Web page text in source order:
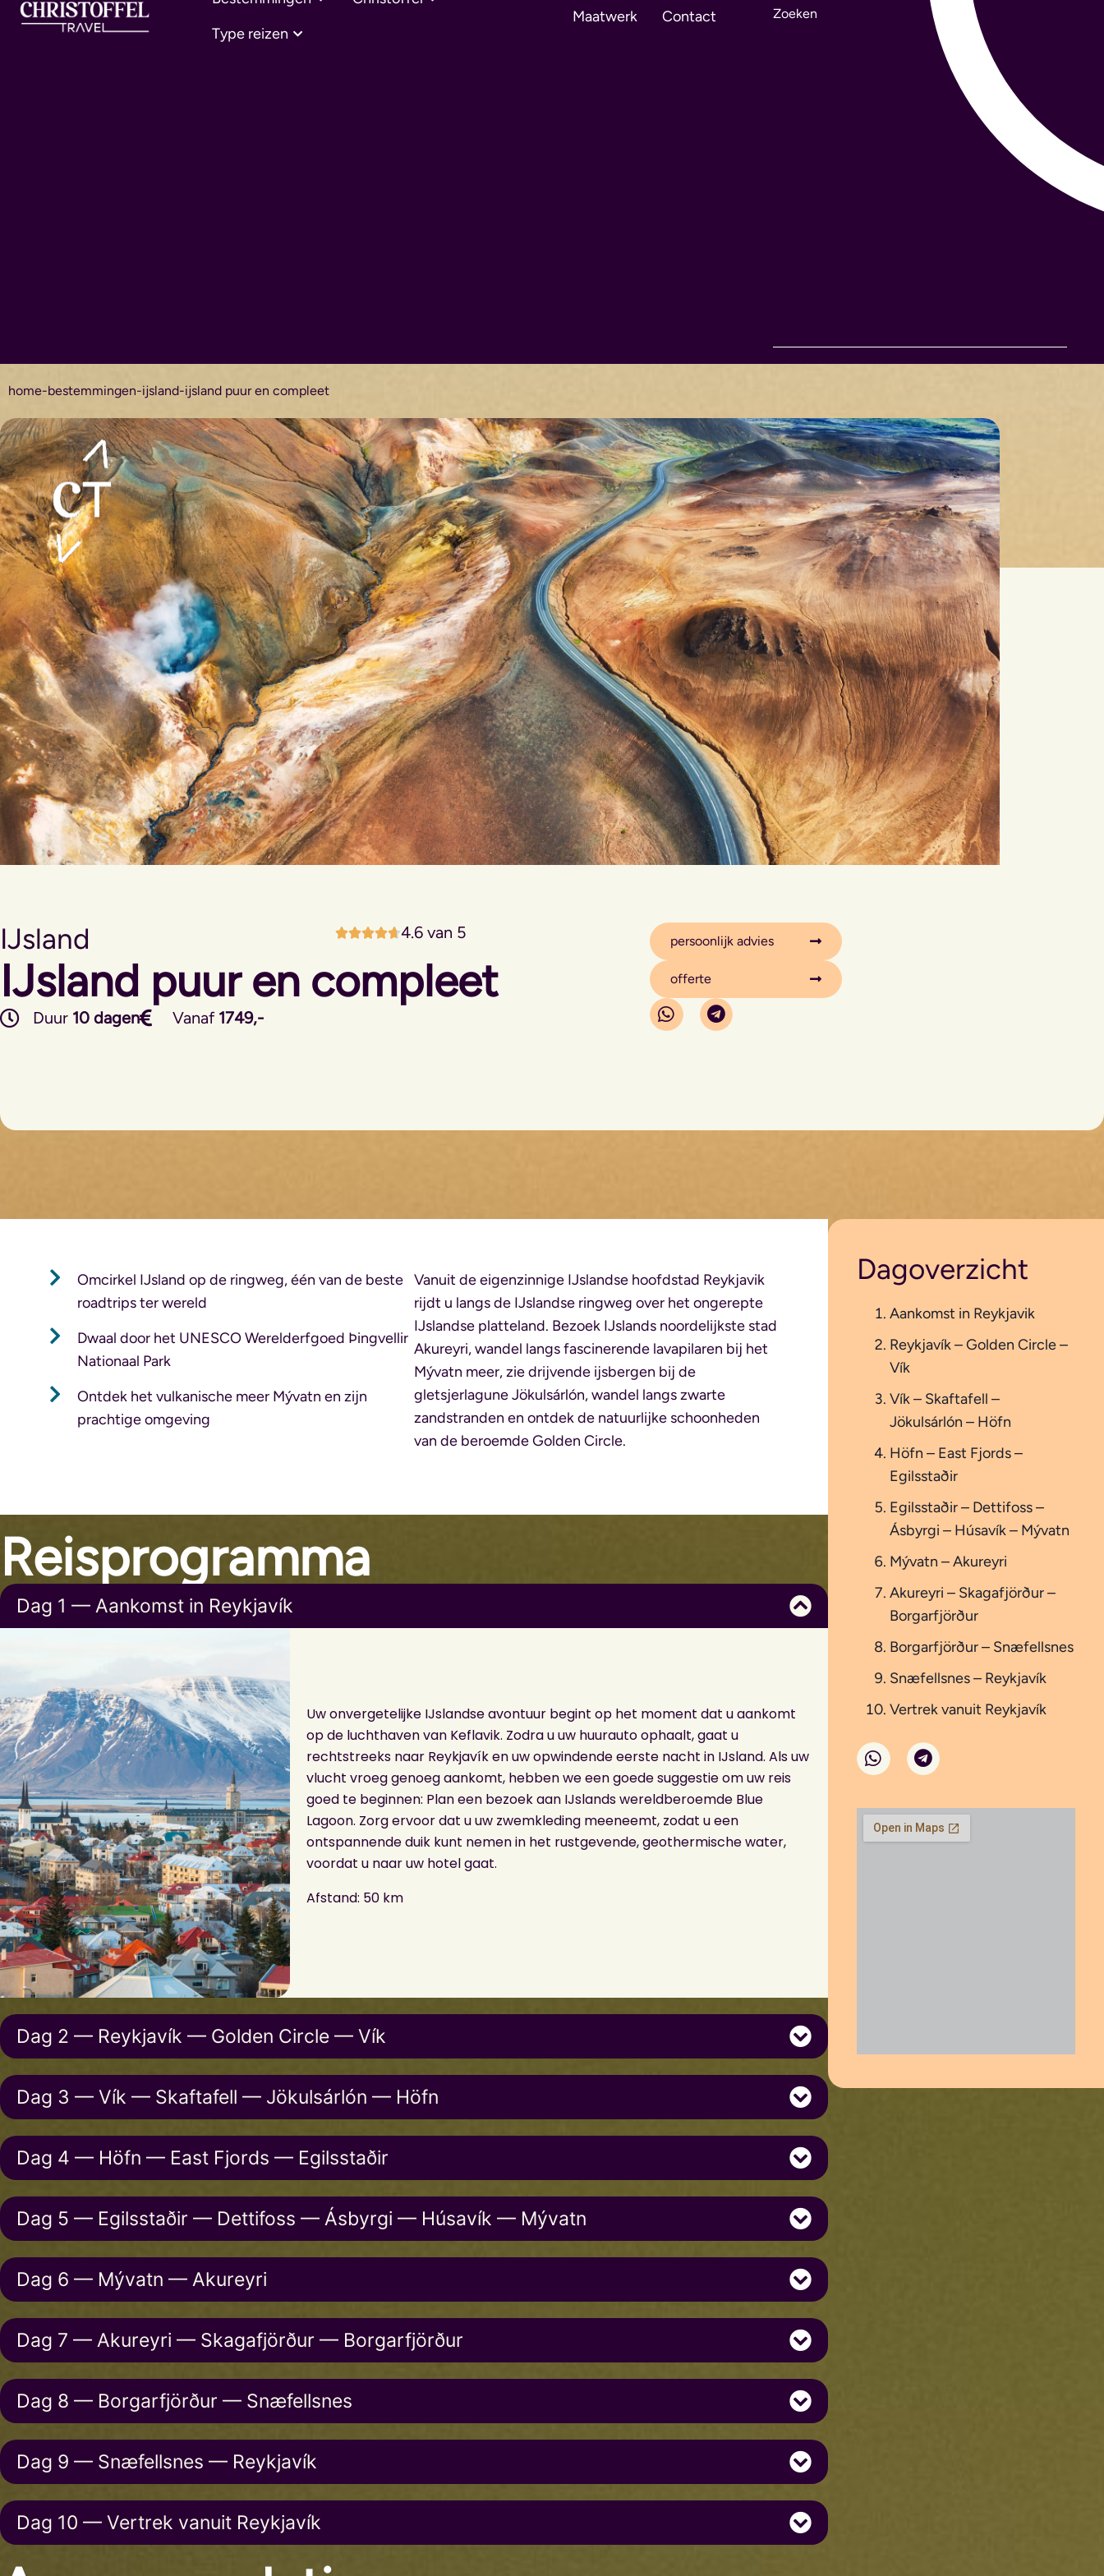
Type reizen
Maatwerk Contact
home-bestemmingen-ijsland-ijsland puur en compleet
IJsland 4.6 van 5
IJsland puur en compleet
Duur 10 dagen Vanaf 1749,-
persoonlijk advies
offerte
Omcirkel IJsland op de ringweg, één van de beste
roadtrips ter wereld
Dwaal door het UNESCO Werelderfgoed Þingvellir
Nationaal Park
Ontdek het vulkanische meer Mývatn en zijn
prachtige omgeving
Vanuit de eigenzinnige IJslandse hoofdstad Reykjavik
rijdt u langs de IJslandse ringweg over het ongerepte
IJslandse platteland. Bezoek IJslands noordelijkste stad
Akureyri, wandel langs fascinerende lavapilaren bij het
Mývatn meer, zie drijvende ijsbergen bij de
gletsjerlagune Jökulsárlón, wandel langs zwarte
zandstranden en ontdek de natuurlijke schoonheden
van de beroemde Golden Circle.
Reisprogramma
Dag 1 — Aankomst in Reykjavík
Uw onvergetelijke IJslandse avontuur begint op het moment dat u aankomt
op de luchthaven van Keflavik. Zodra u uw huurauto ophaalt, gaat u
rechtstreeks naar Reykjavík en uw opwindende eerste nacht in IJsland. Als uw
vlucht vroeg genoeg aankomt, hebben we een goede suggestie om uw reis
goed te beginnen: Plan een bezoek aan IJslands wereldberoemde Blue
Lagoon. Zorg ervoor dat u uw zwemkleding meeneemt, zodat u een
ontspannende duik kunt nemen in het rustgevende, geothermische water,
voordat u naar uw hotel gaat.
Afstand: 50 km
Dag 2 — Reykjavík — Golden Circle — Vík
Dag 3 — Vík — Skaftafell — Jökulsárlón — Höfn
Dag 4 — Höfn — East Fjords — Egilsstaðir
Dag 5 — Egilsstaðir — Dettifoss — Ásbyrgi — Húsavík — Mývatn
Dag 6 — Mývatn — Akureyri
Dag 7 — Akureyri — Skagafjörður — Borgarfjörður
Dag 8 — Borgarfjörður — Snæfellsnes
Dag 9 — Snæfellsnes — Reykjavík
Dag 10 — Vertrek vanuit Reykjavík
Dagoverzicht
Aankomst in Reykjavik
Reykjavík – Golden Circle –
Vík
Vík – Skaftafell –
Jökulsárlón – Höfn
Höfn – East Fjords –
Egilsstaðir
Egilsstaðir – Dettifoss –
Ásbyrgi – Húsavík – Mývatn
Mývatn – Akureyri
Akureyri – Skagafjörður –
Borgarfjörður
Borgarfjörður – Snæfellsnes
Snæfellsnes – Reykjavík
Vertrek vanuit Reykjavík